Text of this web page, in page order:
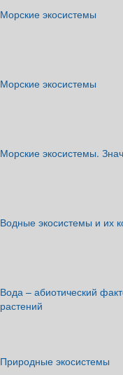
Морские экосистемы
Морские экосистемы
Морские экосистемы.
Водные экосистемы и их
Вода – абиотический
растений
Природные экосистемы